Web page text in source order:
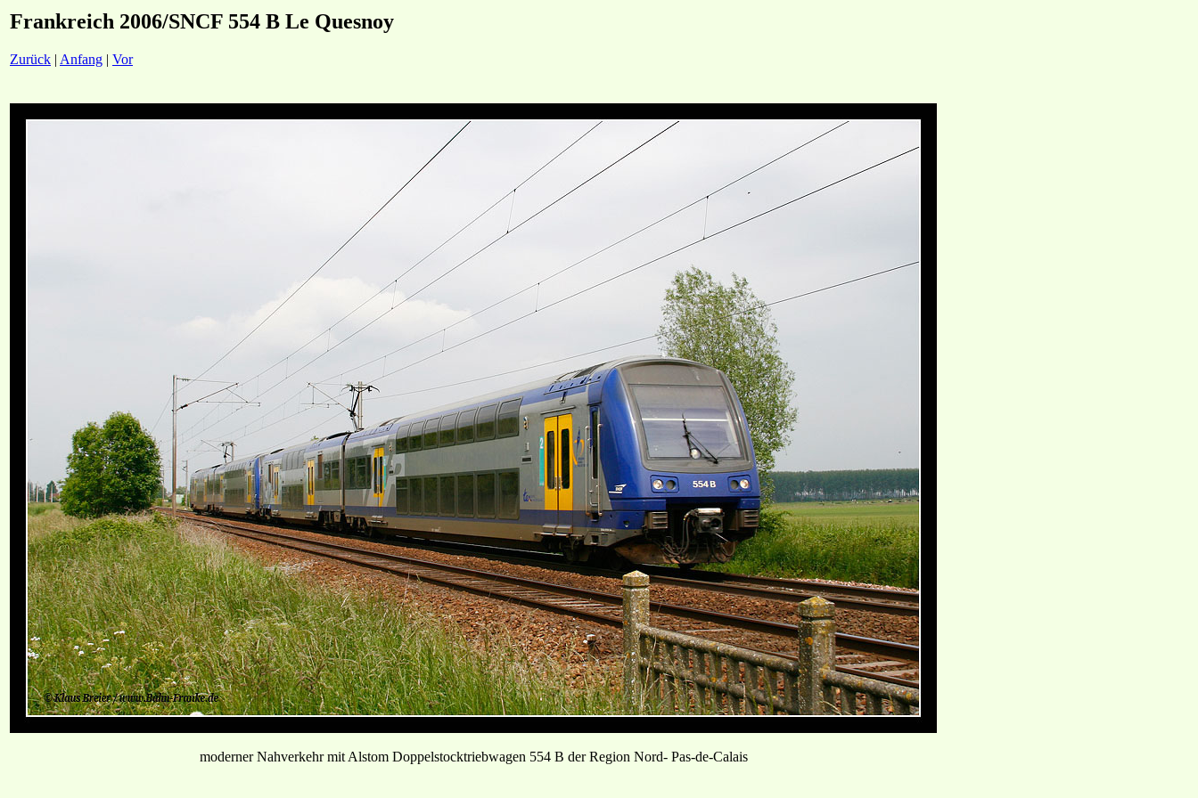
Frankreich 2006/SNCF 554 B Le Quesnoy
Zurück | Anfang | Vor
moderner Nahverkehr mit Alstom Doppelstocktriebwagen 554 B der Region Nord- Pas-de-Calais